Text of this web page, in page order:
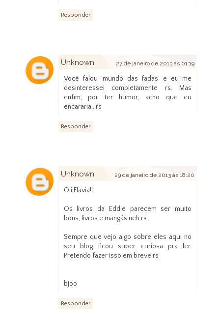
Responder
Unknown 27 de janeiro de 2013 às 01:19
Você falou 'mundo das fadas' e eu me
desinteressei completamente rs. Mas
enfim, por ter humor, acho que eu
encararia.. rs
Responder
Unknown 29 de janeiro de 2013 às 18:20
Oii Flavia!!
Os livros da Eddie parecem ser muito
bons, livros e mangás neh rs.
Sempre que vejo algo sobre eles aqui no
seu blog ficou super curiosa pra ler.
Pretendo fazer isso em breve rs
bjoo
Responder